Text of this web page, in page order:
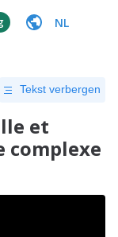
NL
Tekst verbergen
et
complexe